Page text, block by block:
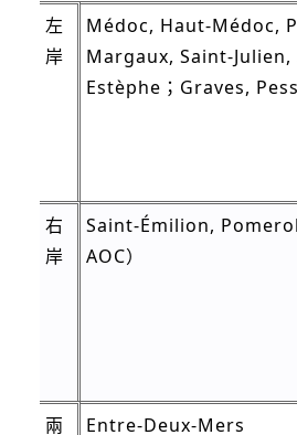
左
岸
Médoc, Haut-Médoc,
Margaux, Saint-Julien,
Estèphe；Graves,
右
岸
Saint-Émilion,
AOC）
兩 Entre-Deux-Mers